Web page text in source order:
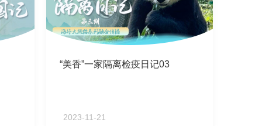
“美香”一家隔离检疫日记03
2023-11-21